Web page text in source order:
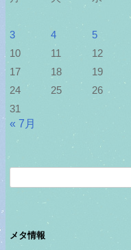
3
4 5
10
11 12
17
18 19
24
25 26
31
« 7月
メタ情報